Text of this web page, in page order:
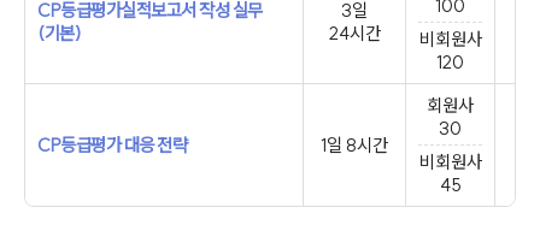
CP등급평가실적보고서 작성 실무
(기본)
3일
24시간
100
비회원사
120
CP등급평가 대응 전략 1일 8시간
회원사
30
비회원사
45